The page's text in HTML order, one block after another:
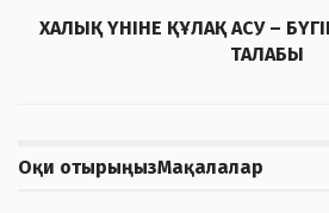
ХАЛЫҚ ҮНІНЕ ҚҰЛАҚ АСУ –
ТАЛАБЫ
Оқи отырыңызМақалалар